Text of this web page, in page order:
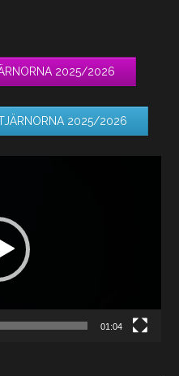
2025/2026
2025/2026
01:04